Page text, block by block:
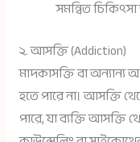
সমন্বিত
২. আসক্তি (Addiction)
মাদকাসক্তি বা অন্যান্য
হতে পারে না। আসক্তি
পারে, যা ব্যক্তি